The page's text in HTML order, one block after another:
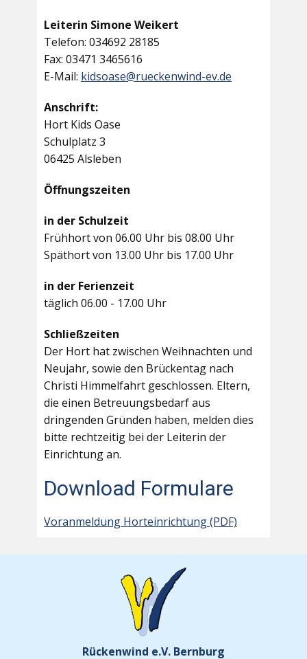
Leiterin Simone Weikert
Telefon: 034692 28185
Fax: 03471 3465616
E-Mail: kidsoase@rueckenwind-ev.de
Anschrift:
Hort Kids Oase
Schulplatz 3
06425 Alsleben
Öffnungszeiten
in der Schulzeit
Frühhort von 06.00 Uhr bis 08.00 Uhr
Späthort von 13.00 Uhr bis 17.00 Uhr
in der Ferienzeit
täglich 06.00 - 17.00 Uhr
Schließzeiten
Der Hort hat zwischen Weihnachten und
Neujahr, sowie den Brückentag nach
Christi Himmelfahrt geschlossen. Eltern,
die einen Betreuungsbedarf aus
dringenden Gründen haben, melden dies
bitte rechtzeitig bei der Leiterin der
Einrichtung an.
Download Formulare
Voranmeldung Horteinrichtung (PDF)
Rückenwind e.V. Bernburg